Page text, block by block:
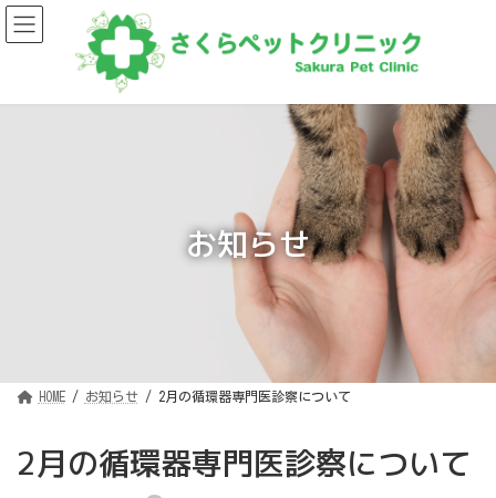
コ
ン
テ
ナ
ビ
ゲ
お知らせ
HOME お知らせ 2月の循環器専門医診察について
2月の循環器専門医診察について